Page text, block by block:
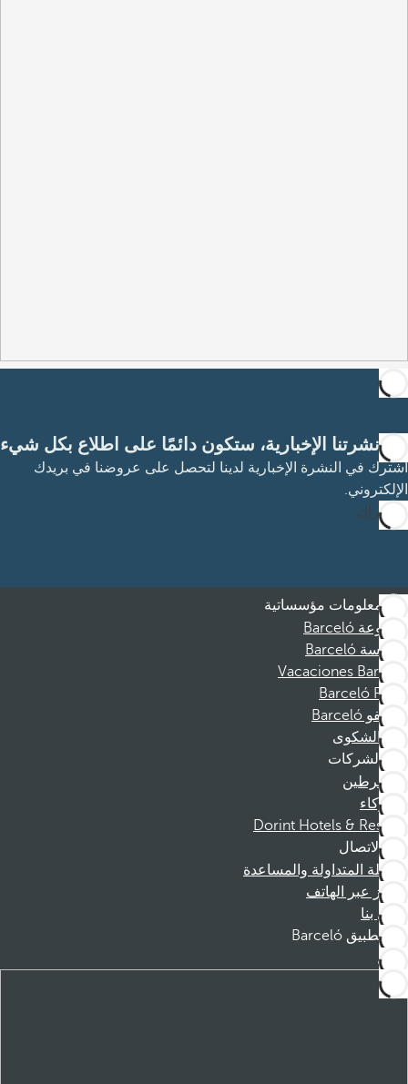
مع نشرتنا الإخبارية، ستكون دائمًا على اطلاع بكل شيء
اشترك في النشرة الإخبارية لدينا لتحصل على عروضنا في بريدك
الإلكتروني.
الاشتراك
معلومات مؤسساتية
مجموعة Barceló
مؤسسة Barceló
Vacaciones Barceló
Barceló Films
موظفو Barceló
قناة الشكوى
الشركات
المنخرطين
الشركاء
Dorint Hotels & Resorts
الاتصال
الأسئلة المتداولة والمساعدة
الحجز عبر الهاتف
اتصل بنا
تطبيق Barceló
تنزيل